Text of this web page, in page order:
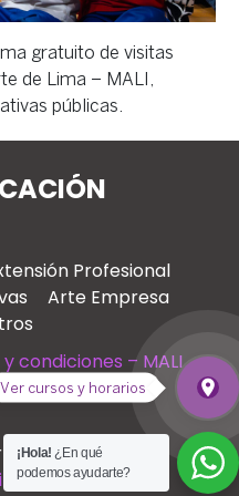
gratuito de visitas
de Lima – MALI,
públicas.
Profesional
Arte Empresa
condiciones – MALI
virtual
¡Hola! ¿En qué
podemos ayudarte?
Ver
place
Ver cursos y horarios